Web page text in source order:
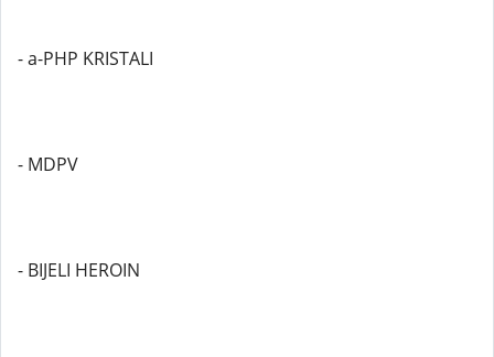
- a-PHP KRISTALI
- MDPV
- BIJELI HEROIN